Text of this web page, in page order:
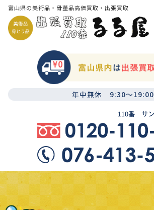
富山県の美術品・骨董品高価買取・出張買取
年中無休 9:30～19:00